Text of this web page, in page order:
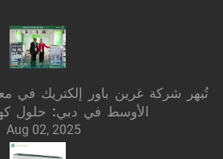
تُبهر شركة غرين باور إلكتريك في
الأوسط في دبي: حلول
Aug 02, 2025